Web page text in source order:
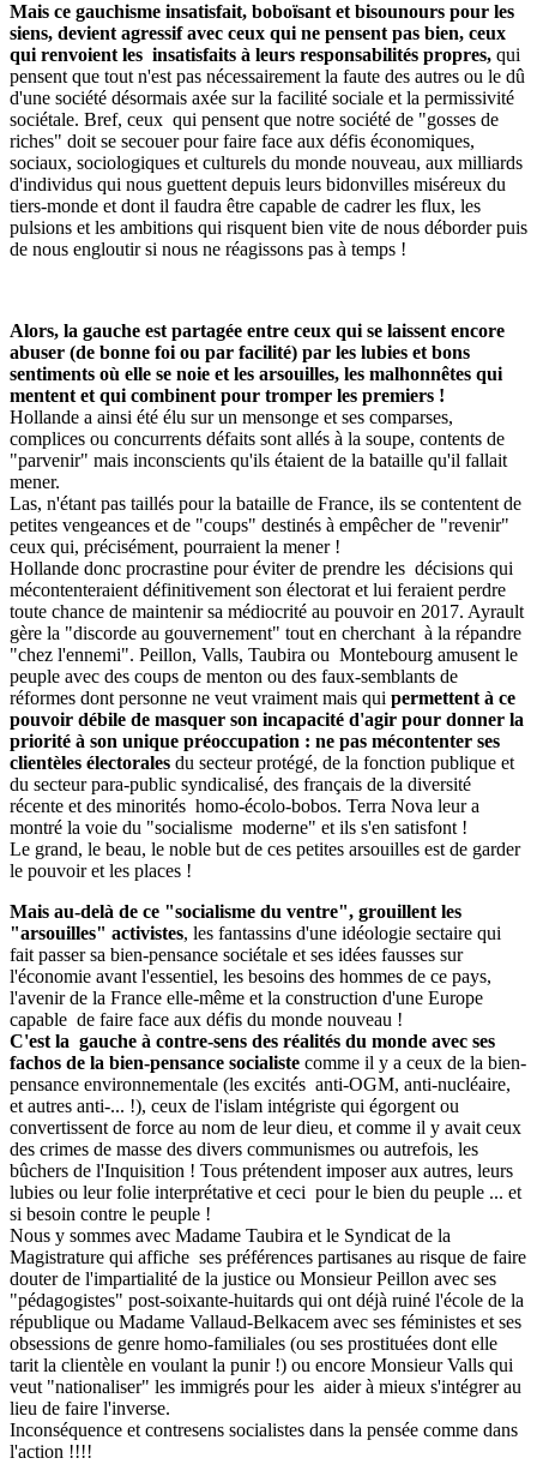
Mais ce gauchisme insatisfait, boboïsant et bisounours pour les
siens, devient agressif avec ceux qui ne pensent pas bien, ceux
qui renvoient les insatisfaits à leurs responsabilités propres, qui
pensent que tout n'est pas nécessairement la faute des autres ou le dû
d'une société désormais axée sur la facilité sociale et la permissivité
sociétale. Bref, ceux qui pensent que notre société de "gosses de
riches" doit se secouer pour faire face aux défis économiques,
sociaux, sociologiques et culturels du monde nouveau, aux milliards
d'individus qui nous guettent depuis leurs bidonvilles miséreux du
tiers-monde et dont il faudra être capable de cadrer les flux, les
pulsions et les ambitions qui risquent bien vite de nous déborder puis
de nous engloutir si nous ne réagissons pas à temps !
Alors, la gauche est partagée entre ceux qui se laissent encore
abuser (de bonne foi ou par facilité) par les lubies et bons
sentiments où elle se noie et les arsouilles, les malhonnêtes qui
mentent et qui combinent pour tromper les premiers !
Hollande a ainsi été élu sur un mensonge et ses comparses,
complices ou concurrents défaits sont allés à la soupe, contents de
"parvenir" mais inconscients qu'ils étaient de la bataille qu'il fallait
mener.
Las, n'étant pas taillés pour la bataille de France, ils se contentent de
petites vengeances et de "coups" destinés à empêcher de "revenir"
ceux qui, précisément, pourraient la mener !
Hollande donc procrastine pour éviter de prendre les décisions qui
mécontenteraient définitivement son électorat et lui feraient perdre
toute chance de maintenir sa médiocrité au pouvoir en 2017. Ayrault
gère la "discorde au gouvernement" tout en cherchant à la répandre
"chez l'ennemi". Peillon, Valls, Taubira ou Montebourg amusent le
peuple avec des coups de menton ou des faux-semblants de
réformes dont personne ne veut vraiment mais qui permettent à ce
pouvoir débile de masquer son incapacité d'agir pour donner la
priorité à son unique préoccupation : ne pas mécontenter ses
clientèles électorales du secteur protégé, de la fonction publique et
du secteur para-public syndicalisé, des français de la diversité
récente et des minorités homo-écolo-bobos. Terra Nova leur a
montré la voie du "socialisme moderne" et ils s'en satisfont !
Le grand, le beau, le noble but de ces petites arsouilles est de garder
le pouvoir et les places !
Mais au-delà de ce "socialisme du ventre", grouillent les
"arsouilles" activistes, les fantassins d'une idéologie sectaire qui
fait passer sa bien-pensance sociétale et ses idées fausses sur
l'économie avant l'essentiel, les besoins des hommes de ce pays,
l'avenir de la France elle-même et la construction d'une Europe
capable de faire face aux défis du monde nouveau !
C'est la gauche à contre-sens des réalités du monde avec ses
fachos de la bien-pensance socialiste comme il y a ceux de la bien-
pensance environnementale (les excités anti-OGM, anti-nucléaire,
et autres anti-... !), ceux de l'islam intégriste qui égorgent ou
convertissent de force au nom de leur dieu, et comme il y avait ceux
des crimes de masse des divers communismes ou autrefois, les
bûchers de l'Inquisition ! Tous prétendent imposer aux autres, leurs
lubies ou leur folie interprétative et ceci pour le bien du peuple ... et
si besoin contre le peuple !
Nous y sommes avec Madame Taubira et le Syndicat de la
Magistrature qui affiche ses préférences partisanes au risque de faire
douter de l'impartialité de la justice ou Monsieur Peillon avec ses
"pédagogistes" post-soixante-huitards qui ont déjà ruiné l'école de la
république ou Madame Vallaud-Belkacem avec ses féministes et ses
obsessions de genre homo-familiales (ou ses prostituées dont elle
tarit la clientèle en voulant la punir !) ou encore Monsieur Valls qui
veut "nationaliser" les immigrés pour les aider à mieux s'intégrer au
lieu de faire l'inverse.
Inconséquence et contresens socialistes dans la pensée comme dans
l'action !!!!